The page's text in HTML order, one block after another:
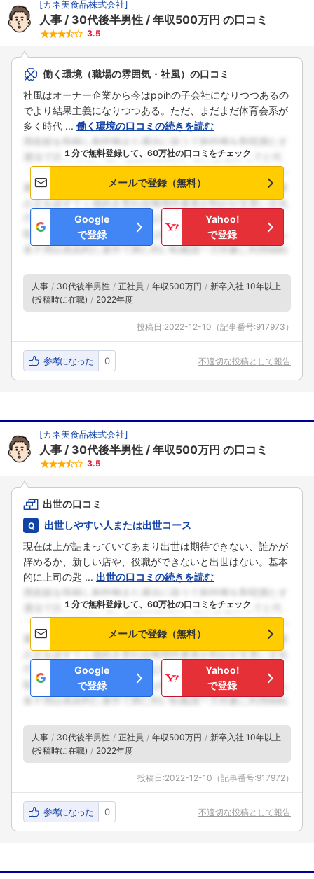
[カネ美食品株式会社]
人事 30代後半男性 年収500万円 の口コミ
3.5
働く環境（職場の雰囲気・社風）の口コミ
社風はオーナー企業から今はppihの子会社になりつつあるの
でより結果主義になりつつある。ただ、まだまだ体育会系が
多く時代 ... 働く環境の口コミの続きを読む
１分で無料登録して、60万社の口コミをチェック
メールで登録（無料）
Google
で登録
Yahoo!
で登録
人事 30代後半男性 正社員 年収500万円
新卒入社 10年以上
(投稿時に在職)
2022年度
投稿日:2022-12-10 （記事番号:917973 ）
参考になった 0 不適切な投稿として報告
[カネ美食品株式会社]
人事 30代後半男性 年収500万円 の口コミ
3.5
出世の口コミ
出世しやすい人または出世コース
現在は上が詰まっていてあまり出世は期待できない、誰かが
辞めるか、新しい店や、役職ができないと出世はない。基本
的に上司の匙 ... 出世の口コミの続きを読む
１分で無料登録して、60万社の口コミをチェック
メールで登録（無料）
Google
で登録
Yahoo!
で登録
人事 30代後半男性 正社員 年収500万円
新卒入社 10年以上
(投稿時に在職)
2022年度
投稿日:2022-12-10 （記事番号:917972）
参考になった 0 不適切な投稿として報告